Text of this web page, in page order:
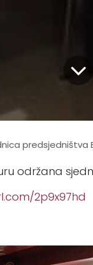
predsjedništva
održana
2p9x97hd